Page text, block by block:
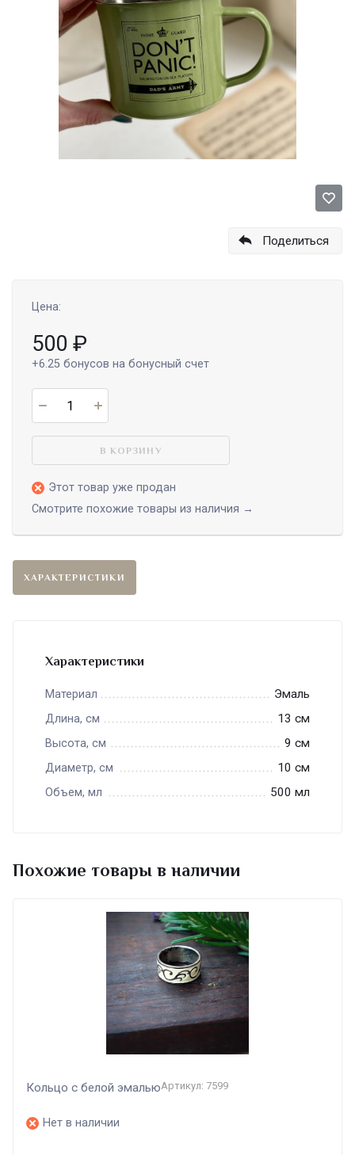
Поделиться
Цена:
500 ₽
+6.25 бонусов на бонусный счет
В КОРЗИНУ
Этот товар уже продан
Смотрите похожие товары из наличия →
ХАРАКТЕРИСТИКИ
Характеристики
Материал Эмаль
Длина, см 13 см
Высота, см 9 см
Диаметр, см 10 см
Объем, мл 500 мл
Похожие товары в наличии
Кольцо с белой эмальюАртикул: 7599
Нет в наличии